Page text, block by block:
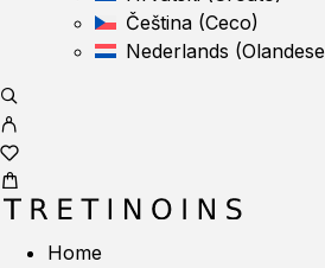
Čeština (Ceco)
Nederlands (Olandese
Home